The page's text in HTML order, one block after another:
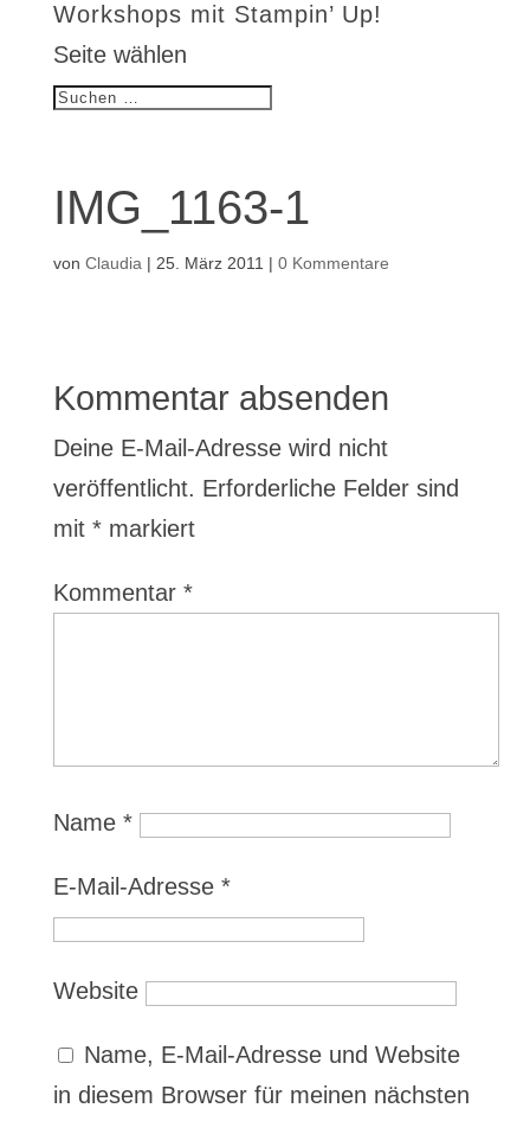
Workshops mit Stampin’ Up!
Seite wählen
IMG_1163-1
von Claudia | 25. März 2011 | 0 Kommentare
Kommentar absenden
Deine E-Mail-Adresse wird nicht
veröffentlicht. Erforderliche Felder sind
mit *markiert
Kommentar *
Name *
E-Mail-Adresse *
Website
Name, E-Mail-Adresse und Website
in diesem Browser für meinen nächsten